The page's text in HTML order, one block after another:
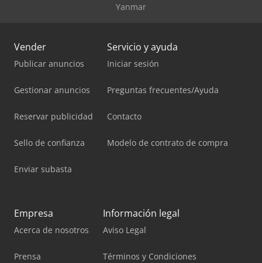
Yanmar
Vender
Publicar anuncios
Gestionar anuncios
Reservar publicidad
Sello de confianza
Enviar subasta
Servicio y ayuda
Iniciar sesión
Preguntas frecuentes/Ayuda
Contacto
Modelo de contrato de compra
Empresa
Acerca de nosotros
Prensa
Información legal
Aviso Legal
Términos y Condiciones